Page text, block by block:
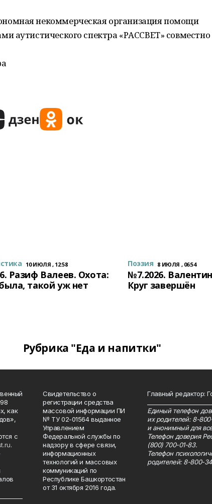
некоммерческая организация помощи
аутистического спектра «РАССВЕТ» совместно
10 ИЮЛЯ , 12:58
Разиф Валеев. Охота:
такой уж нет
Поэзия 8 ИЮЛЯ , 06:54
№7.2026.
Круг завершён
Рубрика "Еда и напитки"
как
с
.
Свидетельство о
регистрации средства
массовой информации ПИ
№ ТУ 02-01564 выданное
Управлением
Федеральной службы по
надзору в сфере связи,
информационных
технологий и массовых
коммуникаций по
Республике Башкортостан
от 31 октября 2016 года.
Главный редактор:
Единый телефон
их родителей: 8-
и анонимный для
Телефон доверия
(800) 700-01-83.
Телефон
родителей: 8-800-